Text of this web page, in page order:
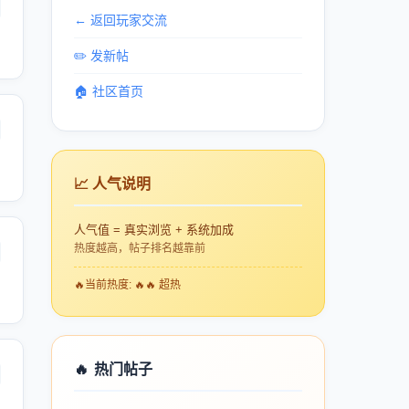
← 返回玩家交流
✏️ 发新帖
🏠 社区首页
📈 人气说明
人气值 = 真实浏览 + 系统加成
热度越高，帖子排名越靠前
🔥 当前热度: 🔥🔥 超热
🔥 热门帖子